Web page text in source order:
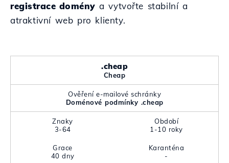
registrace domény a vytvořte stabilní a
atraktivní web pro klienty.
.cheap
Cheap
Ověření e-mailové schránky
Doménové podmínky .cheap
Znaky
3-64
Období
1-10 roky
Grace
40 dny
Karanténa
-